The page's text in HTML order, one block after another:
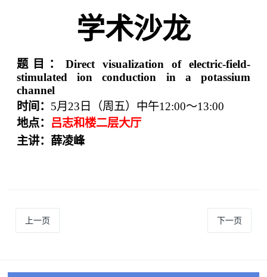
学术沙龙
题目： Direct visualization of electric-field-
stimulated ion conduction in a potassium
channel
时间： 5月23 日（周五）中午12:00～13:00
地点： 吕志和楼二层大厅
主讲：薛凌峰
上一页 下一页